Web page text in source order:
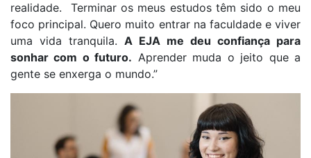
realidade.
Terminar os meus estudostêm sido o meu
foco principal. Quero muito entrar na faculdade e viver
uma vida tranquila. A EJA me deu confiança para
sonhar com o futuro. Aprender muda o jeito que a
gente se enxerga o mundo.”